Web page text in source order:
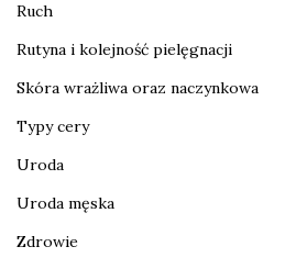
Ruch
Rutyna i kolejność pielęgnacji
Skóra wrażliwa oraz naczynkowa
Typy cery
Uroda
Uroda męska
Zdrowie